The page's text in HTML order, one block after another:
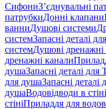
СифониЗ’єднувальні
патрубкиДонні клапани
ванниДушові системи
системЗапасні деталі
системДушові дренажні
дренажні канали
душаЗапасні деталі
для душаЗапасні
душаВодовідводи в стіні
стініПриладдя для